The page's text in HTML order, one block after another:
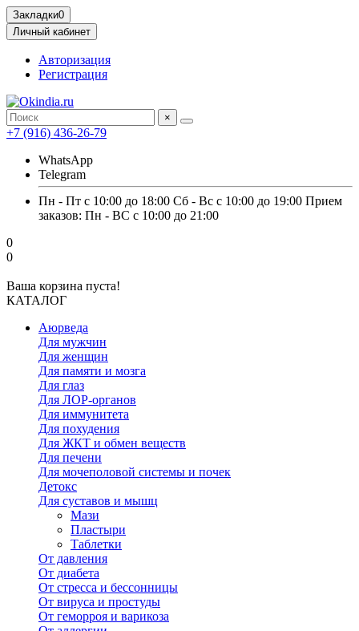
Закладки0
Личный кабинет
Авторизация
Регистрация
×
+7 (916) 436-26-79
WhatsApp
Telegram
Пн - Пт с 10:00 до 18:00 Сб - Вс с 10:00 до 19:00 Прием
заказов: Пн - ВС с 10:00 до 21:00
0
0
Ваша корзина пуста!
КАТАЛОГ
Аюрведа
Для мужчин
Для женщин
Для памяти и мозга
Для глаз
Для ЛОР-органов
Для иммунитета
Для похудения
Для ЖКТ и обмен веществ
Для печени
Для мочеполовой системы и почек
Детокс
Для суставов и мышц
Мази
Пластыри
Таблетки
От давления
От диабета
От стресса и бессонницы
От вируса и простуды
От геморроя и варикоза